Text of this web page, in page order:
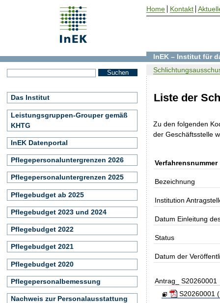
Liste der
Zu den folgenden
der Geschäftsstelle
Verfahrensnummer
Bezeichnung
Institution
Datum Einleitung
Status
Datum der
Antrag_ S20260001
S20260001
InEK – Institut für
Das Institut
Leistungsgruppen-Grouper gemäß
KHTG
InEK Datenportal
Pflegepersonaluntergrenzen 2026
Pflegepersonaluntergrenzen 2025
Pflegebudget ab 2025
Pflegebudget 2023 und 2024
Pflegebudget 2022
Pflegebudget 2021
Pflegebudget 2020
Pflegepersonalbemessung
Nachweis zur Personalausstattung
Home Kontakt